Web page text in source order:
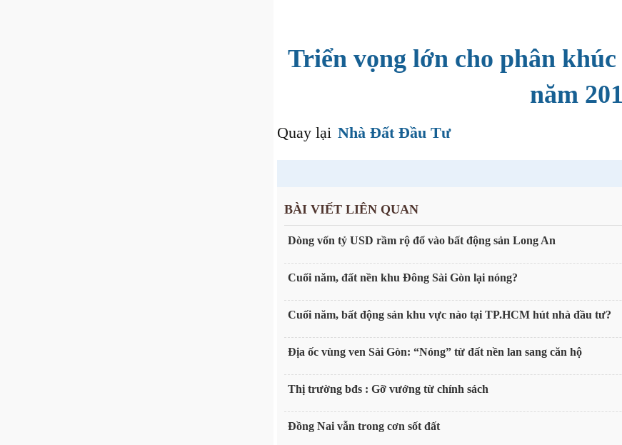
Triển vọng lớn cho phân
năm 201
Quay lại Nhà Đất Đầu Tư
BÀI VIẾT LIÊN QUAN
Dòng vốn tỷ USD rầm rộ đổ vào bất động sản Long An
Cuối năm, đất nền khu Đông Sài Gòn lại nóng?
Cuối năm, bất động sản khu vực nào tại TP.HCM hút nhà đầu tư?
Địa ốc vùng ven Sài Gòn: “Nóng” từ đất nền lan sang căn hộ
Thị trường bđs : Gỡ vướng từ chính sách
Đồng Nai vẫn trong cơn sốt đất